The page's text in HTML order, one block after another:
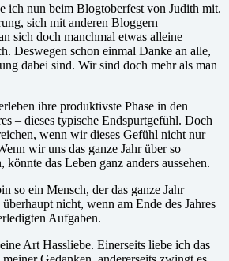
ich nun beim Blogtoberfest von Judith mit.
sich mit anderen Bloggern
sich doch manchmal etwas alleine
Deswegen schon einmal Danke an alle,
dabei sind. Wir sind doch mehr als man
ihre produktivste Phase in den
– dieses typische Endspurtgefühl. Doch
wenn wir dieses Gefühl nicht nur
wir uns das ganze Jahr über so
das Leben ganz anders aussehen.
so ein Mensch, der das ganze Jahr
nicht, wenn am Ende des Jahres
Aufgaben.
Art Hassliebe. Einerseits liebe ich das